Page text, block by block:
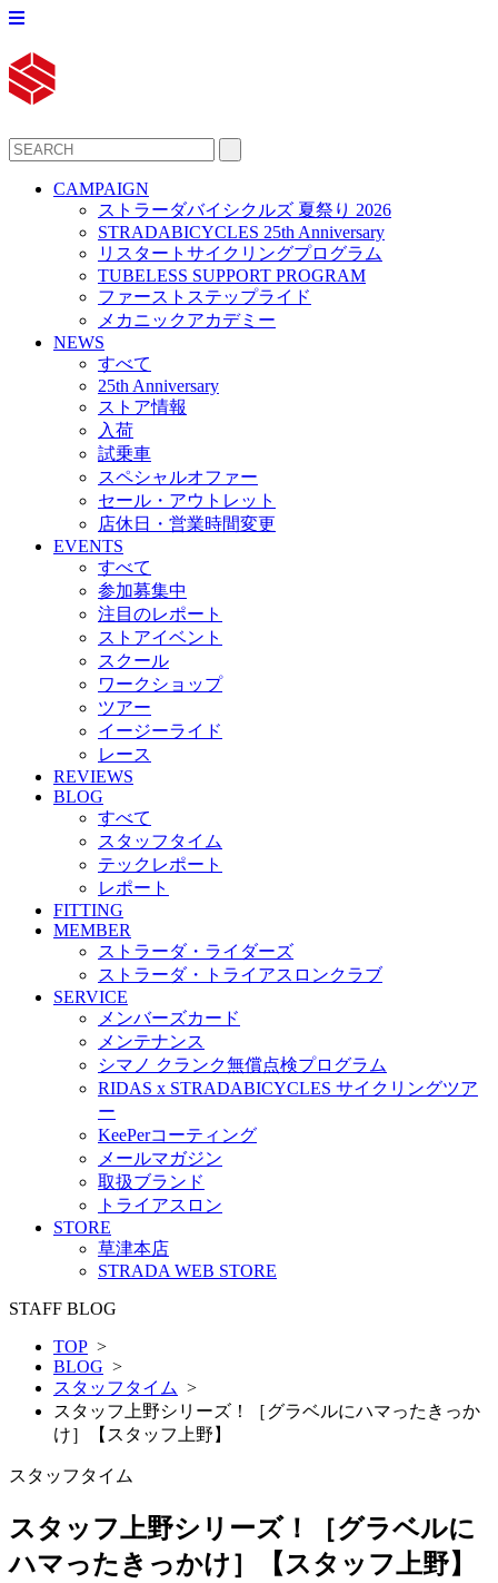
CAMPAIGN
ストラーダバイシクルズ 夏祭り 2026
STRADABICYCLES 25th Anniversary
リスタートサイクリングプログラム
TUBELESS SUPPORT PROGRAM
ファーストステップライド
メカニックアカデミー
NEWS
すべて
25th Anniversary
ストア情報
入荷
試乗車
スペシャルオファー
セール・アウトレット
店休日・営業時間変更
EVENTS
すべて
参加募集中
注目のレポート
ストアイベント
スクール
ワークショップ
ツアー
イージーライド
レース
REVIEWS
BLOG
すべて
スタッフタイム
テックレポート
レポート
FITTING
MEMBER
ストラーダ・ライダーズ
ストラーダ・トライアスロンクラブ
SERVICE
メンバーズカード
メンテナンス
シマノ クランク無償点検プログラム
RIDAS x STRADABICYCLES サイクリングツア
ー
KeePerコーティング
メールマガジン
取扱ブランド
トライアスロン
STORE
草津本店
STRADA WEB STORE
STAFF BLOG
TOP >
BLOG >
スタッフタイム >
スタッフ上野シリーズ！［グラベルにハマったきっか
け］【スタッフ上野】
スタッフタイム
スタッフ上野シリーズ！［グラベルに
ハマったきっかけ］【スタッフ上野】